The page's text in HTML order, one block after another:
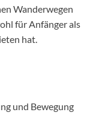
Wanderwegen
für Anfänger als
hat.
und Bewegung